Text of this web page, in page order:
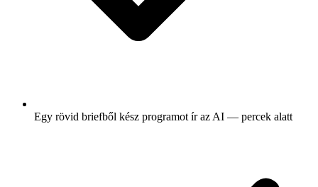
Egy rövid briefből kész programot ír az AI — percek alatt